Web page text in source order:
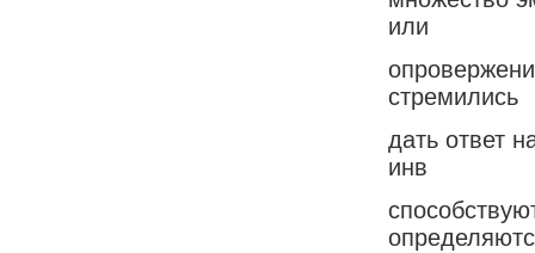
или
стремились
дать ответ
инв